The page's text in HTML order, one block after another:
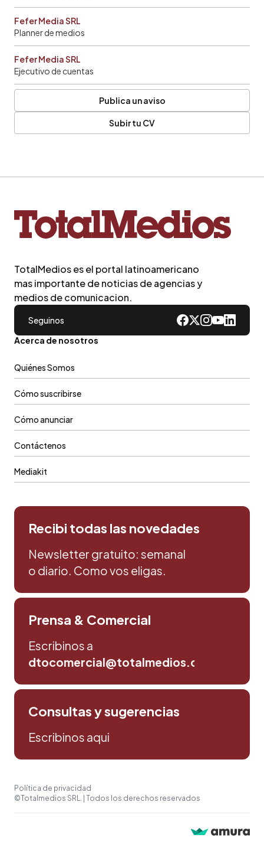
Fefer Media SRL
Planner de medios
Fefer Media SRL
Ejecutivo de cuentas
Publica un aviso
Subir tu CV
TotalMedios es el portal latinoamericano
mas importante de noticias de agencias y
medios de comunicacion.
Seguinos
Acerca de nosotros
Quiénes Somos
Cómo suscribirse
Cómo anunciar
Contáctenos
Mediakit
Recibi todas las novedades
Newsletter gratuito: semanal
o diario. Como vos eligas.
Prensa & Comercial
Escribinos a
dtocomercial@totalmedios.com
Consultas y sugerencias
Escribinos aqui
Política de privacidad
©Totalmedios SRL. | Todos los derechos reservados